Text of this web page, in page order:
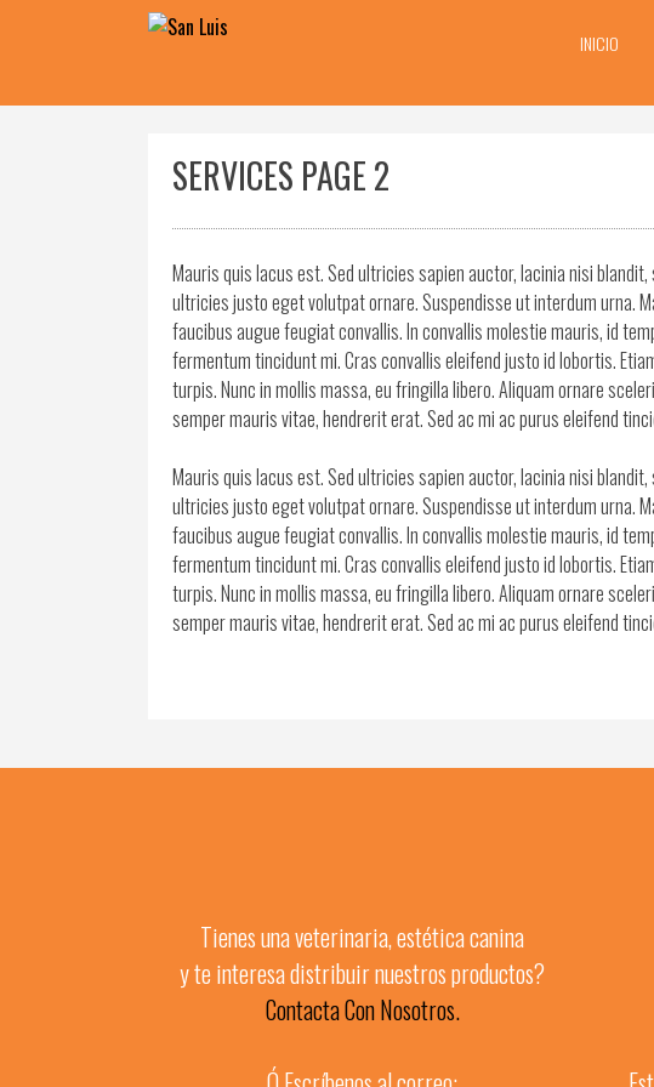
INICIO
SERVICES PAGE 2
Mauris quis lacus est. Sed ultricies sapien auctor, lacinia nisi
ultricies justo eget volutpat ornare. Suspendisse ut interdum urna.
faucibus augue feugiat convallis. In convallis molestie mauris, id
fermentum tincidunt mi. Cras convallis eleifend justo id lobortis.
turpis. Nunc in mollis massa, eu fringilla libero. Aliquam ornare
semper mauris vitae, hendrerit erat. Sed ac mi ac purus eleifend
Mauris quis lacus est. Sed ultricies sapien auctor, lacinia nisi
ultricies justo eget volutpat ornare. Suspendisse ut interdum urna.
faucibus augue feugiat convallis. In convallis molestie mauris, id
fermentum tincidunt mi. Cras convallis eleifend justo id lobortis.
turpis. Nunc in mollis massa, eu fringilla libero. Aliquam ornare
semper mauris vitae, hendrerit erat. Sed ac mi ac purus eleifend
Tienes una veterinaria, estética canina
y te interesa distribuir nuestros productos?
Contacta Con Nosotros.